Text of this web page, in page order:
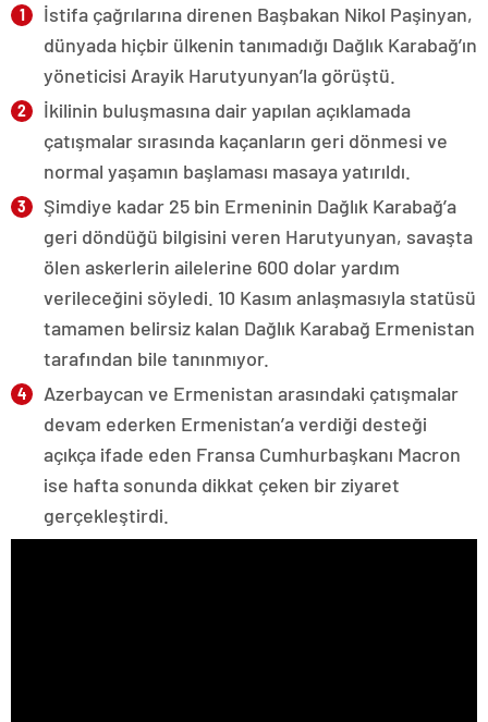
İstifa çağrılarına direnen Başbakan Nikol Paşinyan,
dünyada hiçbir ülkenin tanımadığı Dağlık Karabağ’ın
yöneticisi Arayik Harutyunyan’la görüştü.
İkilinin buluşmasına dair yapılan açıklamada
çatışmalar sırasında kaçanların geri dönmesi ve
normal yaşamın başlaması masaya yatırıldı.
Şimdiye kadar 25 bin Ermeninin Dağlık Karabağ’a
geri döndüğü bilgisini veren Harutyunyan, savaşta
ölen askerlerin ailelerine 600 dolar yardım
verileceğini söyledi. 10 Kasım anlaşmasıyla statüsü
tamamen belirsiz kalan Dağlık Karabağ Ermenistan
tarafından bile tanınmıyor.
Azerbaycan ve Ermenistan arasındaki çatışmalar
devam ederken Ermenistan’a verdiği desteği
açıkça ifade eden Fransa Cumhurbaşkanı Macron
ise hafta sonunda dikkat çeken bir ziyaret
gerçekleştirdi.